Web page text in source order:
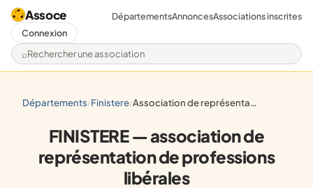
Assoce
Rechercher une association
DépartementsAnnoncesAssociations inscrites
Connexion
départements/ finistere/ association de représentation de professions libérales
FINISTERE — association de
représentation de professions
libérales